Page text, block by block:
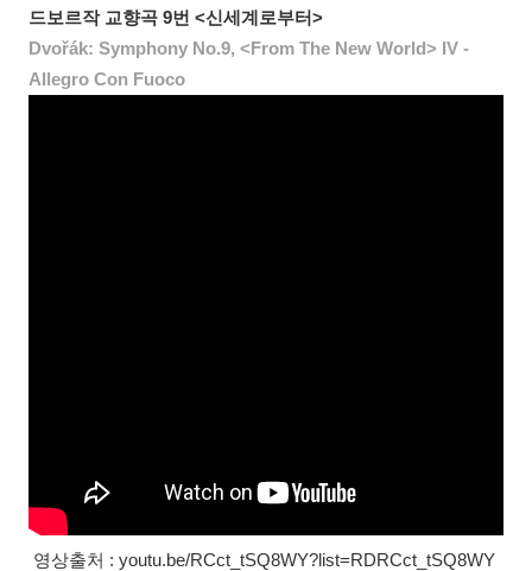
드보르작 교향곡 9번 <신세계로부터>
Dvořák: Symphony No.9, <From The New World> IV -
Allegro Con Fuoco
영상출처 : youtu.be/RCct_tSQ8WY?list=RDRCct_tSQ8WY